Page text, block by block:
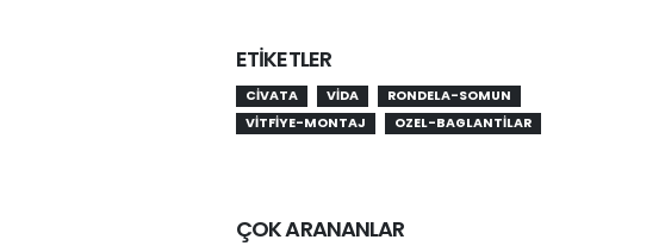
ETIKETLER
CIVATA VIDA
RONDELA-SOMUN
VITFIYE-MONTAJ
OZEL-BAGLANTILAR
ÇOK ARANANLAR